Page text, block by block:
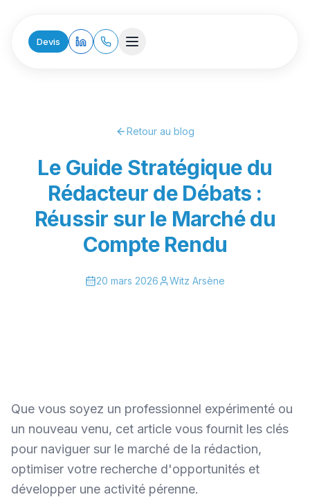
Devis
Retour au blog
Le Guide Stratégique du
Rédacteur de Débats :
Réussir sur le Marché du
Compte Rendu
20 mars 2026 Witz Arsène
Que vous soyez un professionnel expérimenté ou
un nouveau venu, cet article vous fournit les clés
pour naviguer sur le marché de la rédaction,
optimiser votre recherche d'opportunités et
développer une activité pérenne.